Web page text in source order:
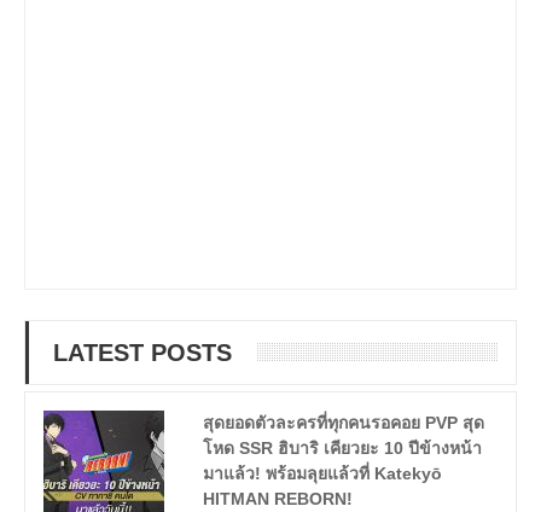
LATEST POSTS
สุดยอดตัวละครที่ทุกคนรอคอย PVP สุด
โหด SSR ฮิบาริ เคียวยะ 10 ปีข้างหน้า
มาแล้ว! พร้อมลุยแล้วที่ Katekyō
HITMAN REBORN!